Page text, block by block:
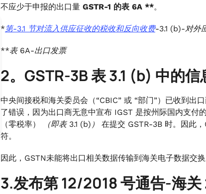
不应少于申报的出口量 GSTR-1 的表 6A **。
*第-3.1 节对流入供应征收的税收和反向收费-3.1 (b)-对外
**表 6A-出口发票
2。GSTR-3B 表 3.1 (b) 中的
中央间接税和海关委员会（“CBIC” 或 “部门”）已收到出
了错误，因为出口商无意中宣布 IGST 是按州际国内支付
（零税率）
（即表 3.1 (b)）
在提交 GSTR-3B 时。因此
符。
因此，GSTN未能将出口相关数据传输到海关电子数据交
3.发布第 12/2018 号通告-海关